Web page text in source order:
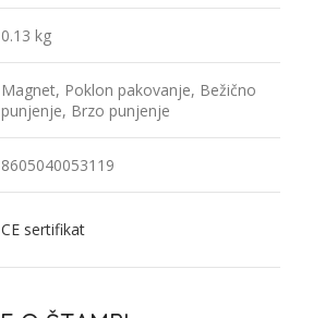
0.13 kg
Magnet, Poklon pakovanje, Bežično
punjenje, Brzo punjenje
8605040053119
CE sertifikat